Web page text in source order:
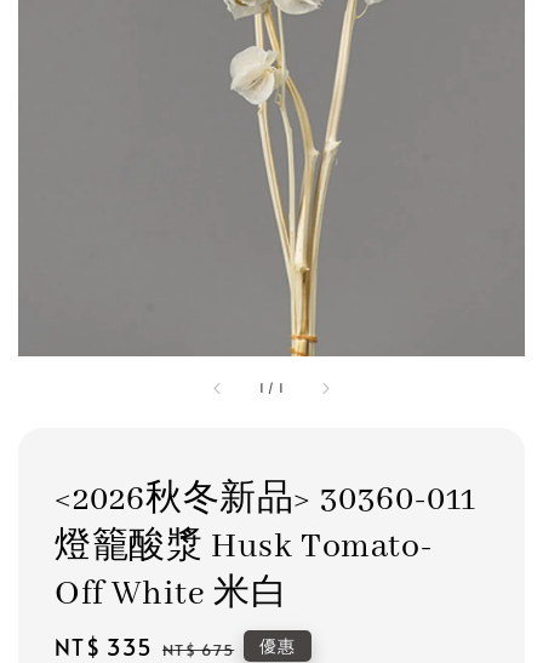
1 / 1
<2026秋冬新品> 30360-011
燈籠酸漿 Husk Tomato-
Off White 米白
Sale
NT$ 335 Regular
NT$ 675 優惠